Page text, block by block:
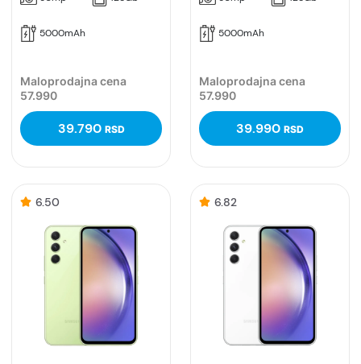
5000mAh
Maloprodajna cena
57.990
39.790 RSD
5000mAh
Maloprodajna cena
57.990
39.990 RSD
6.50 6.82